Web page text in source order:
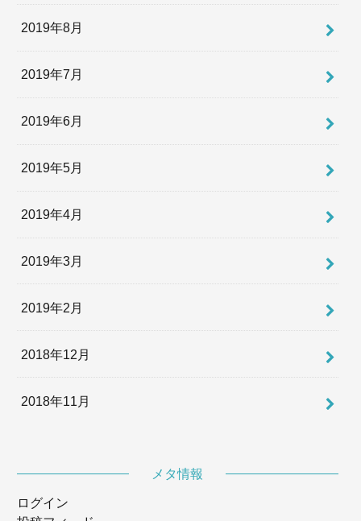
2019年8月
2019年7月
2019年6月
2019年5月
2019年4月
2019年3月
2019年2月
2018年12月
2018年11月
メタ情報
ログイン